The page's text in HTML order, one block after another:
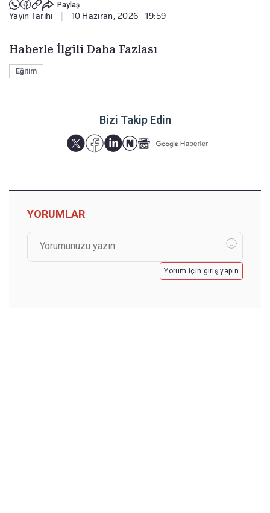
Paylaş
Yayın Tarihi 10 Haziran, 2026 - 19:59
Haberle İlgili Daha Fazlası
Eğitim
Bizi Takip Edin
YORUMLAR
Yorum için giriş yapın